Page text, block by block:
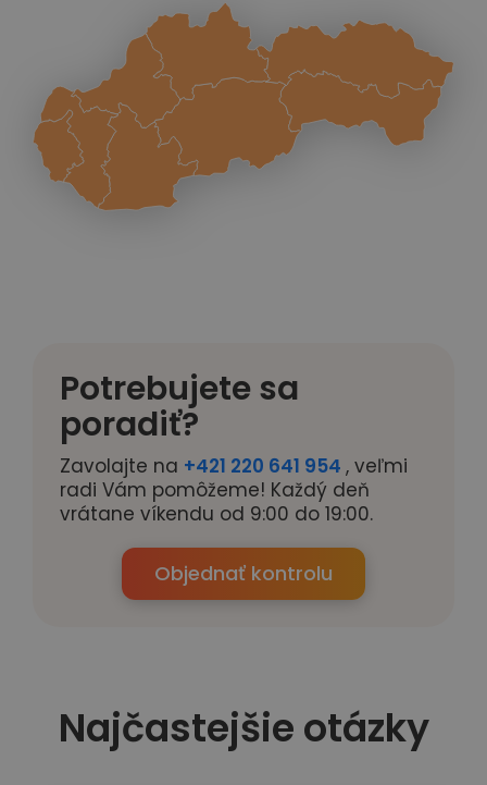
Potrebujete sa
poradiť?
Zavolajte na +421 220 641 954 , veľmi
radi Vám pomôžeme! Každý deň
vrátane víkendu od 9:00 do 19:00.
Objednať kontrolu
Najčastejšie otázky